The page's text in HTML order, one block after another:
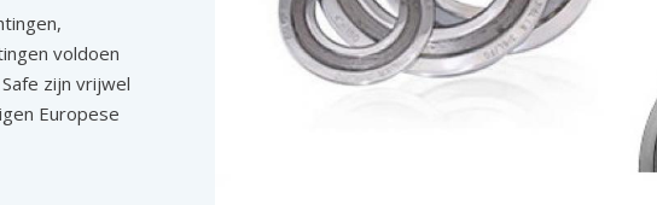
voldoen
zijn vrijwel
Europese